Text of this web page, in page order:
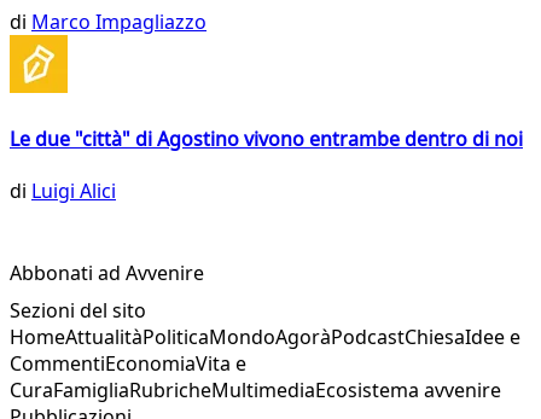
di Marco Impagliazzo
Le due "città" di Agostino vivono entrambe dentro di noi
di Luigi Alici
Abbonati ad Avvenire
Sezioni del sito
HomeAttualitàPoliticaMondoAgoràPodcastChiesaIdee e
CommentiEconomiaVita e
CuraFamigliaRubricheMultimediaEcosistema avvenire